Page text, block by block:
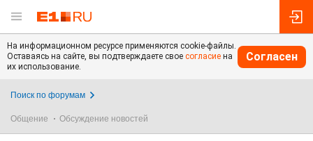
На информационном ресурсе применяются cookie-файлы.
Оставаясь на сайте, вы подтверждаете свое согласие на
их использование.
Согласен
Поиск по форумам
Общение Обсуждение новостей